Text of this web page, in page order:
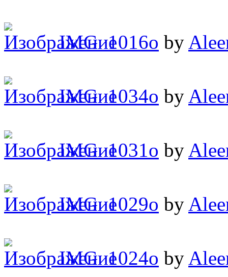
IMG_1016o by
IMG_1034o by
IMG_1031o by
IMG_1029o by
IMG_1024o by